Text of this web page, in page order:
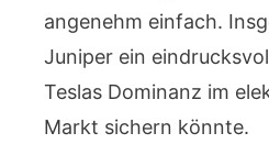
angenehm einfach.
Juniper ein
Teslas Dominanz im
Markt sichern könnte.